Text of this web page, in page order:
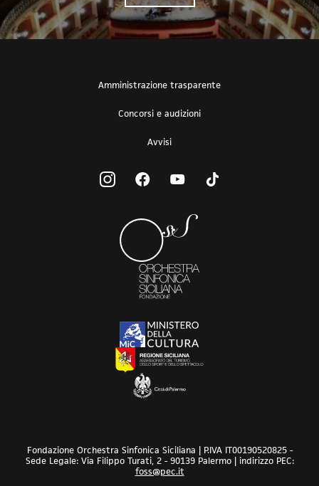
Amministrazione trasparente
Concorsi e audizioni
Avvisi
Fondazione Orchestra Sinfonica Siciliana | P.IVA IT00190520825 -
Sede Legale: Via Filippo Turati, 2 - 90139 Palermo | indirizzo PEC:
foss@pec.it